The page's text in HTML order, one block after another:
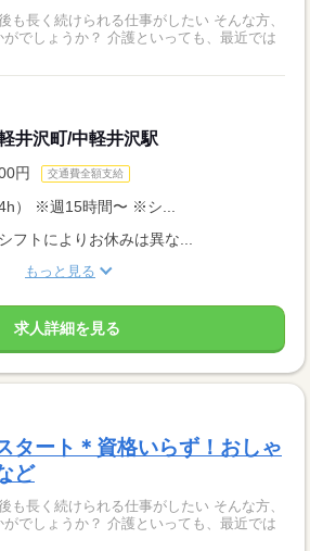
く続けられる仕事がしたい そんな方、
護といっても、最近では
井沢町/中軽井沢駅
円 交通費全額支給
） ※週15時間〜 ※シ...
トによりお休みは異な...
もっと見る
求人詳細を見る
タート＊資格いらず！おしゃ
ど
く続けられる仕事がしたい そんな方、
護といっても、最近では